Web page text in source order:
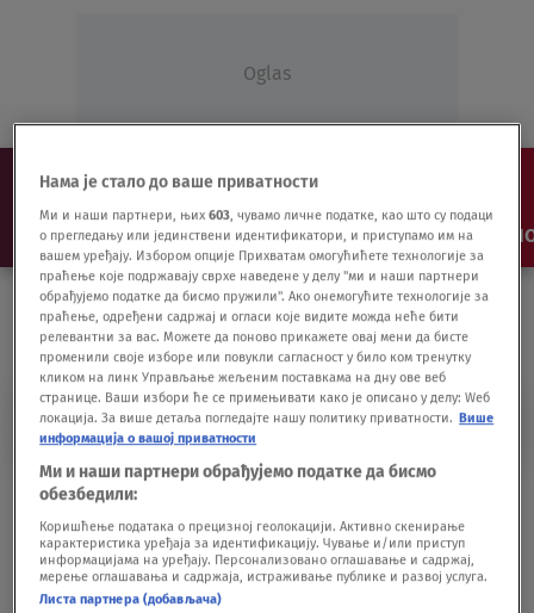
Oglas
NAJNOVIJE VESTI SHOW SPORT VIDEO
NADBISKUPI
SVET 12.12.20.
Нама је стало до ваше приватности
Ми и наши партнери, њих603, чувамо личне податке, као што су подаци
о прегледању или јединствени идентификатори, и приступамо им на
вашем уређају. Избором опције Прихватам омогућићете технологије за
праћење које подржавају сврхе наведене у делу "ми и наши партнери
обрађујемо податке да бисмо пружили". Ако онемогућите технологије за
праћење, одређени садржај и огласи које видите можда неће бити
релевантни за вас. Можете да поново прикажете овај мени да бисте
променили своје изборе или повукли сагласност у било ком тренутку
кликом на линк Управљање жељеним поставкама на дну ове веб
странице. Ваши избори ће се примењивати како је описано у делу: Wеб
локација. За више детаља погледајте нашу политику приватности. Више
информација о вашој приватности
Ми и наши партнери обрађујемо податке да бисмо
обезбедили:
Коришћење података о прецизној геолокацији. Активно скенирање
карактеристика уређаја за идентификацију. Чување и/или приступ
информацијама на уређају. Персонализовано оглашавање и садржај,
мерење оглашавања и садржаја, истраживање публике и развој услуга.
Листа партнера (добављача)